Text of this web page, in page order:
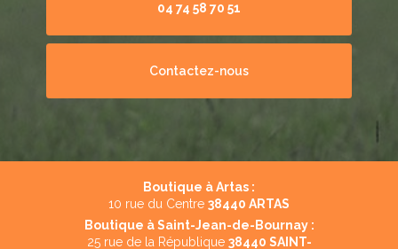
04 74 58 70 51
Contactez-nous
Boutique à Artas :
10 rue du Centre 38440 ARTAS
Boutique à Saint-Jean-de-Bournay :
25 rue de la République 38440 SAINT-